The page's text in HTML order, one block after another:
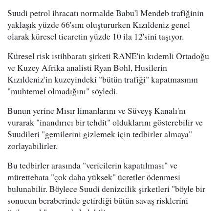
Suudi petrol ihracatı normalde Babu'l Mendeb trafiğinin
yaklaşık yüzde 66'sını oluştururken Kızıldeniz genel
olarak küresel ticaretin yüzde 10 ila 12'sini taşıyor.
Küresel risk istihbaratı şirketi RANE'in kıdemli Ortadoğu
ve Kuzey Afrika analisti Ryan Bohl, Husilerin
Kızıldeniz'in kuzeyindeki "bütün trafiği" kapatmasının
"muhtemel olmadığını" söyledi.
Bunun yerine Mısır limanlarını ve Süveyş Kanalı'nı
vurarak "inandırıcı bir tehdit" olduklarını gösterebilir ve
Suudileri "gemilerini gizlemek için tedbirler almaya"
zorlayabilirler.
Bu tedbirler arasında "vericilerin kapatılması" ve
mürettebata "çok daha yüksek" ücretler ödenmesi
bulunabilir. Böylece Suudi denizcilik şirketleri "böyle bir
sonucun beraberinde getirdiği bütün savaş risklerini